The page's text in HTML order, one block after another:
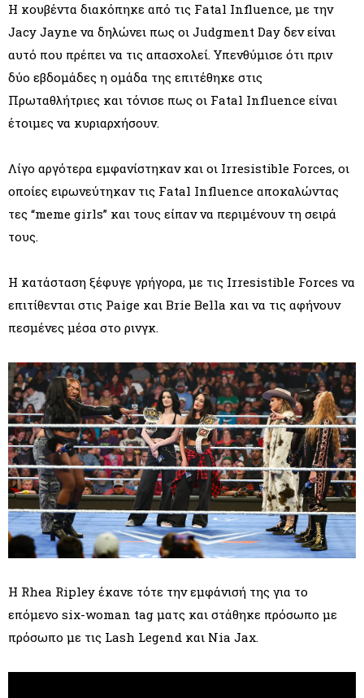
Η κουβέντα διακόπηκε από τις Fatal Influence, με την
Jacy Jayne να δηλώνει πως οι Judgment Day δεν είναι
αυτό που πρέπει να τις απασχολεί. Υπενθύμισε ότι πριν
δύο εβδομάδες η ομάδα της επιτέθηκε στις
Πρωταθλήτριες και τόνισε πως οι Fatal Influence είναι
έτοιμες να κυριαρχήσουν.
Λίγο αργότερα εμφανίστηκαν και οι Irresistible Forces, οι
οποίες ειρωνεύτηκαν τις Fatal Influence αποκαλώντας
τες “meme girls” και τους είπαν να περιμένουν τη σειρά
τους.
Η κατάσταση ξέφυγε γρήγορα, με τις Irresistible Forces να
επιτίθενται στις Paige και Brie Bella και να τις αφήνουν
πεσμένες μέσα στο ρινγκ.
Η Rhea Ripley έκανε τότε την εμφάνισή της για το
επόμενο six-woman tag ματς και στάθηκε πρόσωπο με
πρόσωπο με τις Lash Legend και Nia Jax.